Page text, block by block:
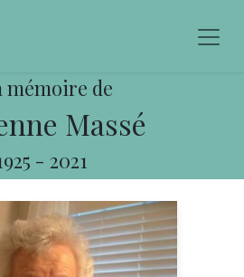
mémoire de
Massé
- 2021